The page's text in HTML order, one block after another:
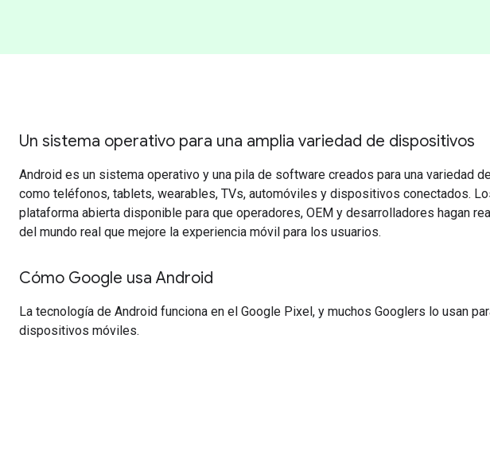
Un sistema operativo para una amplia variedad de dispositivos
Android es un sistema operativo y una pila de software creados para una variedad
como teléfonos, tablets, wearables, TVs, automóviles y dispositivos conectados.
plataforma abierta disponible para que operadores, OEM y desarrolladores hagan
del mundo real que mejore la experiencia móvil para los usuarios.
Cómo Google usa Android
La tecnología de Android funciona en el Google Pixel, y muchos Googlers lo usan
dispositivos móviles.